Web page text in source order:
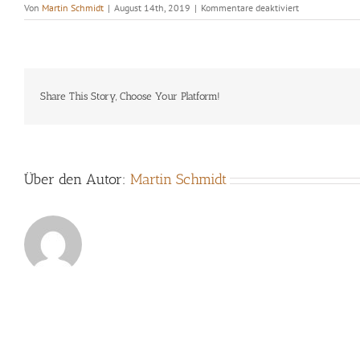
Von Martin Schmidt | August 14th, 2019 | Kommentare deaktiviertfür
Christof
Share This Story, Choose Your Platform!
Über den Autor: Martin Schmidt